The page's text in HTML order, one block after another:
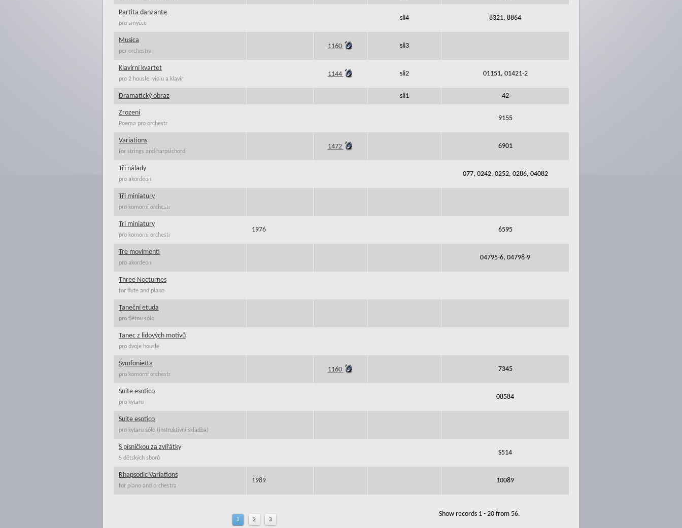
Partita danzante
pro smyčce
sli4 8321, 8864
Musica
per orchestra
1160 sli3
Klavírní kvartet
pro 2 housle, violu a klavír
1144 sli2 01151, 01421-2
Dramatický obraz sli1 42
Zrození
Poema pro orchestr
9155
Variations
for strings and harpsichord
1472 6901
Tři nálady
pro akordeon
077, 0242, 0252, 0286, 04082
Tři miniatury
pro komorní orchestr
Tri miniatury
pro komorni orchestr
1976 6595
Tre movimenti
pro akordeon
04795-6, 04798-9
Three Nocturnes
for flute and piano
Taneční etuda
pro flétnu sólo
Tanec z lidových motivů
pro dvoje housle
Symfonietta
pro komorní orchestr
1160 7345
Suite esotico
pro kytaru
08584
Suite esotico
pro kytaru sólo (instruktivní skladba)
S písničkou za zvířátky
5 dětských sborů
S514
Rhapsodic Variations
for piano and orchestra
1989 10089
1 2 3
Show records 1 - 20 from 56.